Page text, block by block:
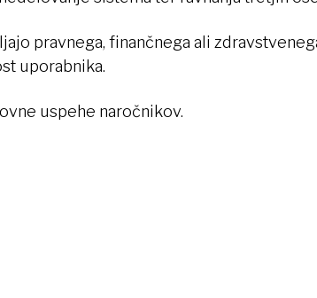
pravnega, finančnega ali
uporabnika.
uspehe naročnikov.